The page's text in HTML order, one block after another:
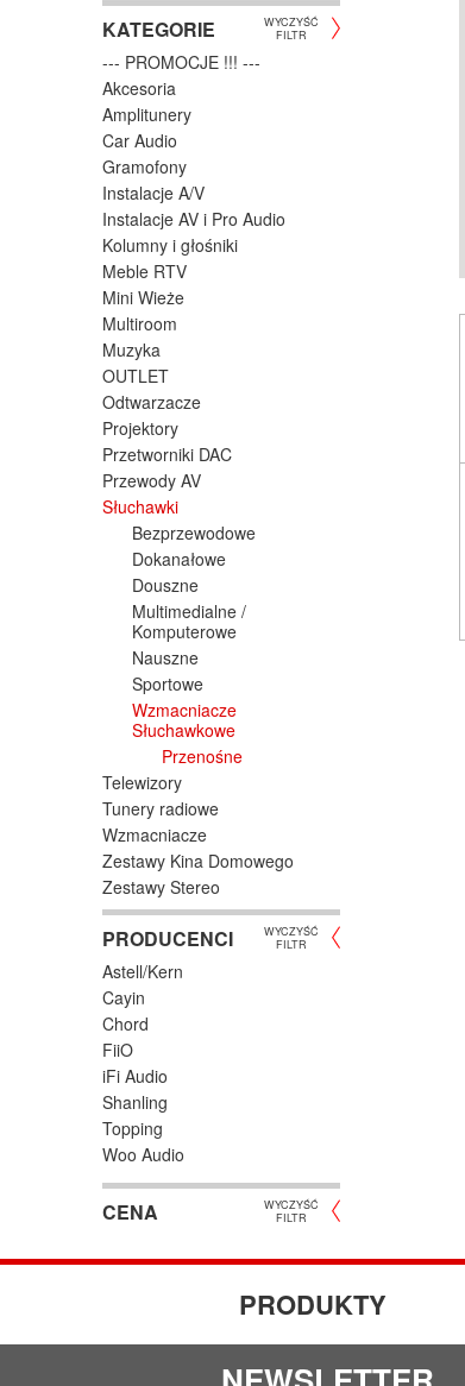
KATEGORIE
WYCZYŚĆ
FILTR
--- PROMOCJE !!! ---
Akcesoria
Amplitunery
Car Audio
Gramofony
Instalacje A/V
Instalacje AV i Pro Audio
Kolumny i głośniki
Meble RTV
Mini Wieże
Multiroom
Muzyka
OUTLET
Odtwarzacze
Projektory
Przetworniki DAC
Przewody AV
Słuchawki
Bezprzewodowe
Dokanałowe
Douszne
Multimedialne /
Komputerowe
Nauszne
Sportowe
Wzmacniacze
Słuchawkowe
Przenośne
Telewizory
Tunery radiowe
Wzmacniacze
Zestawy Kina Domowego
Zestawy Stereo
PRODUCENCI
WYCZYŚĆ
FILTR
Astell/Kern
Cayin
Chord
FiiO
iFi Audio
Shanling
Topping
Woo Audio
CENA
WYCZYŚĆ
FILTR
PRODUKTY